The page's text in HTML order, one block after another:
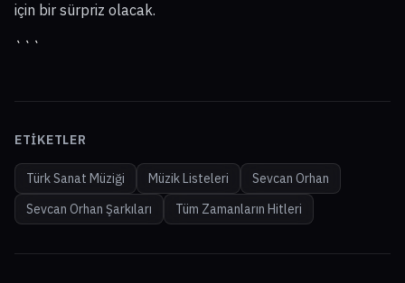
için bir sürpriz olacak.
```
ETIKETLER
Türk Sanat Müziği Müzik Listeleri
Sevcan Orhan
Sevcan Orhan Şarkıları
Tüm Zamanların Hitleri